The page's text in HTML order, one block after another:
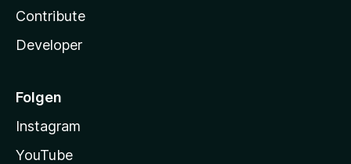
Contribute
Developer
Folgen
Instagram
YouTube